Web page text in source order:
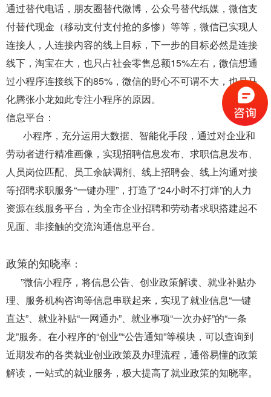
通过替代电话，朋友圈替代微博，公众号替代纸媒，微信支
付替代现金（移动支付支付抢的多惨）等等，微信已实现人
连接人，人连接内容的线上目标，下一步的目标必然是连接
线下，淘宝在大，也只占社会零售总额15%左右，微信想通
过小程序连接线下的85%，微信的野心不可谓不大，也是马
化腾张小龙如此专注小程序的原因。
信息平台：
小程序，充分运用大数据、智能化手段，通过对企业和
劳动者进行精准画像，实现招聘信息发布、求职信息发布、
人员岗位匹配、员工余缺调剂、线上招聘会、线上沟通对接
等招聘求职服务“一键办理”，打造了“24小时不打烊”的人力
资源在线服务平台，为全市企业招聘和劳动者求职搭建起不
见面、非接触的交流沟通信息平台。
政策的知晓率：
”微信小程序，将信息公告、创业政策解读、就业补贴办
理、服务机构咨询等信息串联起来，实现了就业信息“一键
直达”、就业补贴“一网通办”、就业事项“一次办好”的“一条
龙”服务。在小程序的“创业”“公告通知”等模块，可以查询到
近期发布的各类就业创业政策及办理流程，通俗易懂的政策
解读，一站式的就业服务，极大提高了就业政策的知晓率。